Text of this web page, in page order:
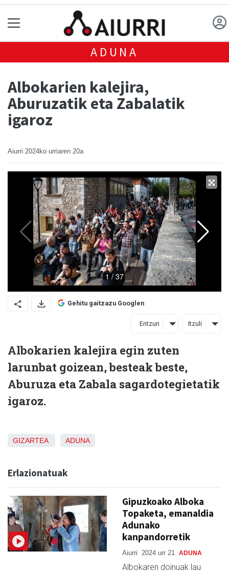
ADUNA
Albokarien kalejira,
Aburuzatik eta Zabalatik
igaroz
Aiurri 2024ko urriaren 20a
Gehitu gaitzazu Googlen
Entzun Itzuli
Albokarien kalejira egin zuten
larunbat goizean, besteak beste,
Aburuza eta Zabala sagardotegietatik
igaroz.
GIZARTEA ADUNA
Erlazionatuak
Gipuzkoako Alboka
Topaketa, emanaldia
Adunako
kanpandorretik
Aiurri 2024 urr 21 ADUNA
Albokaren doinuak lau